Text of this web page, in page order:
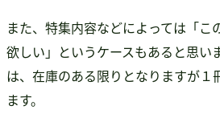
また、特集内容などによっては「こ
欲しい」というケースもあると思い
は、在庫のある限りとなりますが１
ます。